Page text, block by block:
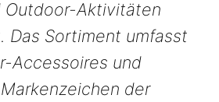
Outdoor-Aktivitäten
Das Sortiment umfasst
Accessoires und
der